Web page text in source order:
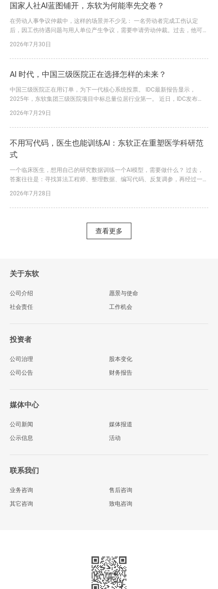
国家人社AI蓝图铺开，东软为何能率先交卷？
在劳动人事争议仲裁中，这样的场景并不少见： 一名劳动者完成工伤认定
后，因工伤待遇问题与用人单位产生争议，需要申请劳动仲裁。过去，他可能
多次补正、反复往返。 如今，一套看得见、用得上的“黑科技”，正在改变这一
过程。 在工作人员指导下，申请人通过移动端录入案情和诉求、上传相关材
2026年7月30日
AI 时代，中国三级医院正在选择怎样的未来？
中国三级医院正在用订单，为下一代核心系统投票。 IDC最新报告显示，
2025年，东软集团三级医院项目中标总量位居行业第一。 近日，IDC发布
借大量三级医院落地订单，进一步巩固了在该领域的领先优势。 这一结论背
后，是东软三十余年深耕医疗健康行业的长期积累，更是其行业理解、技术创
2026年7月29日
不用写代码，医生也能训练AI：东软正在重塑医学科研范
式
一个临床医生，想用自己的研究数据训练一个AI模型，需要做什么？ 过去，
答案往往是：寻找算法工程师、整理数据、编写代码、反复调参，再经过一轮
不罕见。更大的问题是，数据处理、特征提取、统计分析和模型训练往往分散
在不同工具中，数据在多个系统之间反复导入导出，不仅容易出错，也让研究
2026年7月28日
查看更多
关于东软
公司介绍
愿景与使命
社会责任
工作机会
投资者
公司治理
股本变化
公司公告
财务报告
媒体中心
公司新闻
媒体报道
公示信息
活动
联系我们
业务咨询
售后咨询
其它咨询
致电咨询